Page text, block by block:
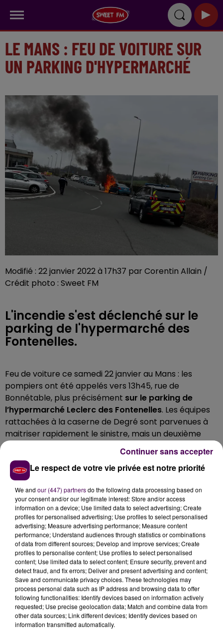
LE MANS : FEU DE VOITURE SUR
UN PARKING D'HYPERMARCHÉ
Modifié : 22 janvier 2022 à 17h37 par Corentin Allain /
Crédit photo : Sweet FM
L'incendie s'est déclenché sur le
parking de l'hypermarché des
Fontenelles.
Feu de voiture ce samedi 22 janvier au Mans : les
pompiers ont été appelés vers 13h45, rue de
Bonnétable, plus précisément sur le parking de
l’hypermarché Leclerc des Fontenelles. Les équipes
rattachées à la caserne de Degré sont parvenues à
maitriser rapidement le sinistre, mais un deuxième
véhicule a tout de même été touché par les flammes.
Une personne, légèrement blessée, a été
hospitalisée au Mans, font savoir les secouristes. On
ne connait pas, pour l’instant, l’origine du sinistre.
À LA UNE
31 juillet 2026
Le respect de votre vie privée est notre priorité
We and our (447) partnersdo the following data processing based on
your consent and/or our legitimate interest: Store and/or access
information on a device; Use limited data to select advertising; Create
profiles for personalised advertising; Use profiles to select personalised
advertising; Measure advertising performance; Measure content
performance; Understand audiences through statistics or combinations
of data from different sources; Develop and improve services; Create
profiles to personalise content; Use profiles to select personalised
content; Use limited data to select content; Ensure security, prevent and
detect fraud, and fix errors; Deliver and present advertising and content;
Save and communicate privacy choices. These technologies may
process personal data such as IP address and browsing data to offer
following functionalities: Identify devices based on information actively
requested; Use precise geolocation data; Match and combine data from
other data sources; Link different devices; Identify devices based on
information transmitted automatically.
Continuer sans accepter